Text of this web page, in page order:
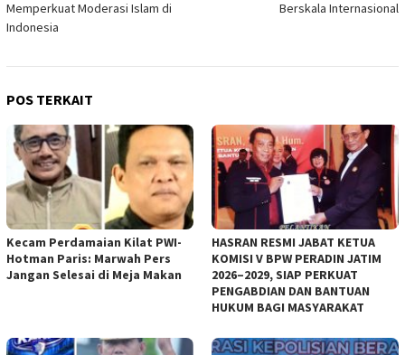
Memperkuat Moderasi Islam di
Indonesia
Berskala Internasional
POS TERKAIT
Kecam Perdamaian Kilat PWI-
Hotman Paris: Marwah Pers
Jangan Selesai di Meja Makan
HASRAN RESMI JABAT KETUA
KOMISI V BPW PERADIN JATIM
2026–2029, SIAP PERKUAT
PENGABDIAN DAN BANTUAN
HUKUM BAGI MASYARAKAT